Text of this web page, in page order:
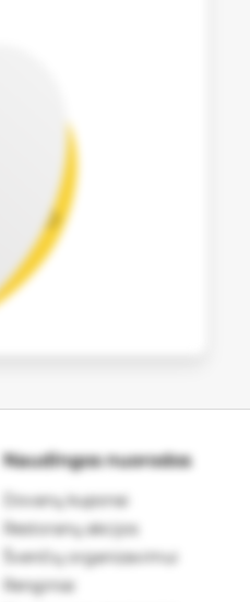
Naudingos nuorodos
Dovanų kuponai
Restoranų akcijos
Švenčių organizavimui
Renginiai